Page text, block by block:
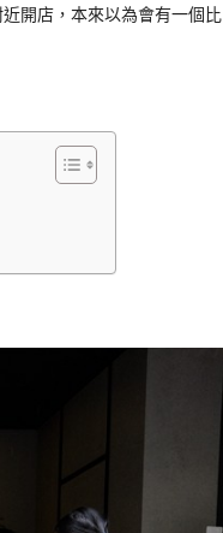
開店，本來以為會有一個比